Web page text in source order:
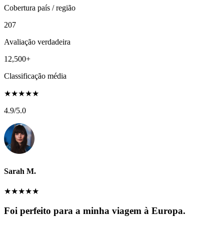
Cobertura país / região
207
Avaliação verdadeira
12,500+
Classificação média
★★★★★
4.9/5.0
Sarah M.
★★★★★
Foi perfeito para a minha viagem à Europa.